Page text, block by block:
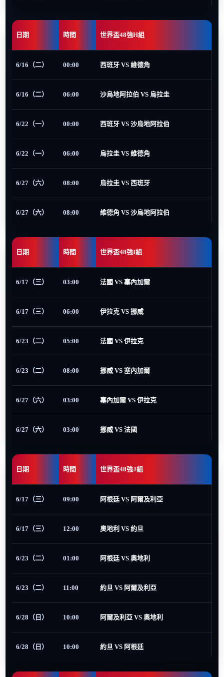
日期 時間 世界盃48強H組
6/16（二） 00:00 西班牙 VS 維德角
6/16（二） 06:00 沙烏地阿拉伯 VS 烏拉圭
6/22（一） 00:00 西班牙 VS 沙烏地阿拉伯
6/22（一） 06:00 烏拉圭 VS 維德角
6/27（六） 08:00 烏拉圭 VS 西班牙
6/27（六） 08:00 維德角 VS 沙烏地阿拉伯
日期 時間 世界盃48強I組
6/17（三） 03:00 法國 VS 塞內加爾
6/17（三） 06:00 伊拉克 VS 挪威
6/23（二） 05:00 法國 VS 伊拉克
6/23（二） 08:00 挪威 VS 塞內加爾
6/27（六） 03:00 塞內加爾 VS 伊拉克
6/27（六） 03:00 挪威 VS 法國
日期 時間 世界盃48強J組
6/17（三） 09:00 阿根廷 VS 阿爾及利亞
6/17（三） 12:00 奧地利 VS 約旦
6/23（二） 01:00 阿根廷 VS 奧地利
6/23（二） 11:00 約旦 VS 阿爾及利亞
6/28（日） 10:00 阿爾及利亞 VS 奧地利
6/28（日） 10:00 約旦 VS 阿根廷